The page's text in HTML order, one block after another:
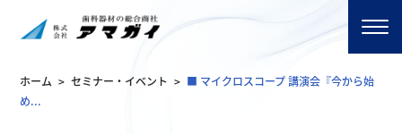
ホーム > セミナー・イベント > ■ マイクロスコープ 講演会『今から始
め...